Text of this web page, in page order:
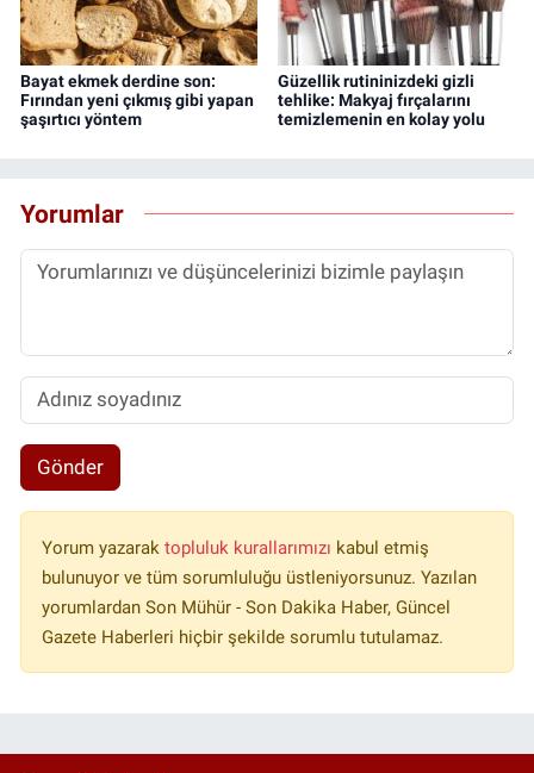
Bayat ekmek derdine son:
Fırından yeni çıkmış gibi yapan
şaşırtıcı yöntem
Güzellik rutininizdeki gizli
tehlike: Makyaj fırçalarını
temizlemenin en kolay yolu
Yorumlar
Gönder
Yorum yazarak topluluk kurallarımızı kabul etmiş
bulunuyor ve tüm sorumluluğu üstleniyorsunuz. Yazılan
yorumlardan Son Mühür - Son Dakika Haber, Güncel
Gazete Haberleri hiçbir şekilde sorumlu tutulamaz.